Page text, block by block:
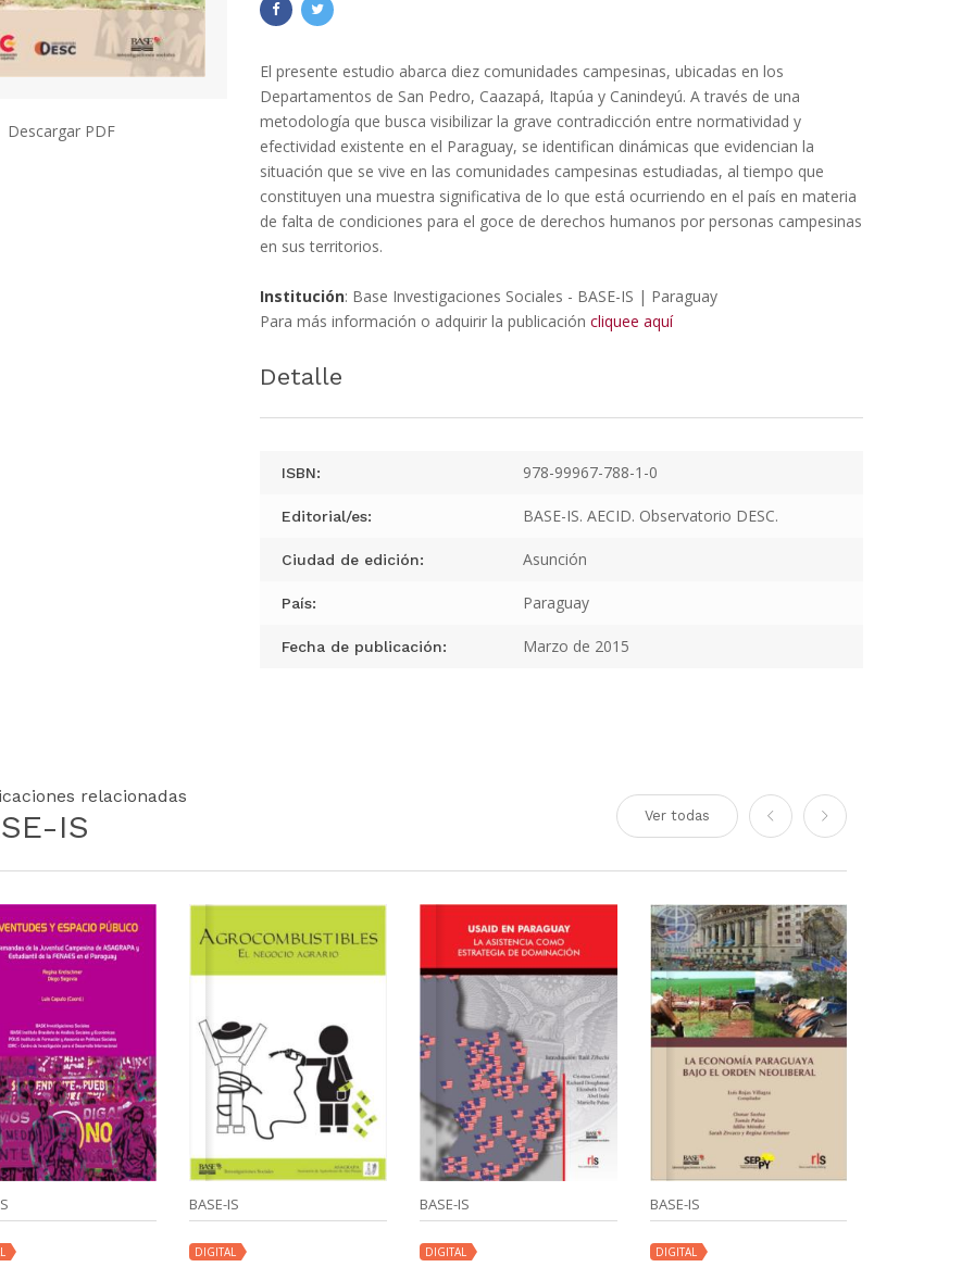
Descargar PDF
El presente estudio abarca diez comunidades campesinas, ubicadas en los
Departamentos de San Pedro, Caazapá, Itapúa y Canindeyú. A través de una
metodología que busca visibilizar la grave contradicción entre normatividad y
efectividad existente en el Paraguay, se identifican dinámicas que evidencian la
situación que se vive en las comunidades campesinas estudiadas, al tiempo que
constituyen una muestra significativa de lo que está ocurriendo en el país en materia
de falta de condiciones para el goce de derechos humanos por personas campesinas
en sus territorios.
Institución: Base Investigaciones Sociales - BASE-IS | Paraguay
Para más información o adquirir la publicación cliquee aquí
Detalle
ISBN: 978-99967-788-1-0
Editorial/es: BASE-IS. AECID. Observatorio DESC.
Ciudad de edición: Asunción
País: Paraguay
Fecha de publicación: Marzo de 2015
relacionadas
IS Ver todas
BASE-IS
DIGITAL
BASE-IS
DIGITAL
BASE-IS
DIGITAL